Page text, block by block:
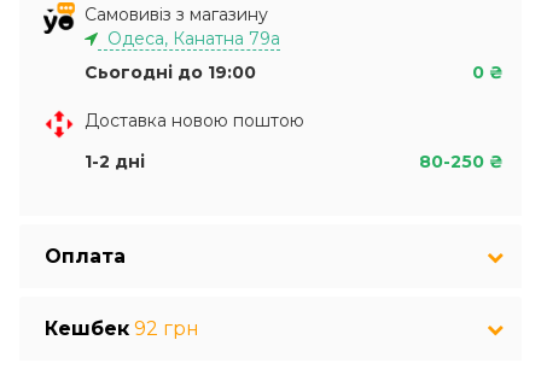
Самовивіз з магазину
Одеса, Канатна 79а
Сьогодні до 19:00
0 ₴
Доставка новою поштою
1-2 дні
80-250 ₴
Оплата
Кешбек 92 грн